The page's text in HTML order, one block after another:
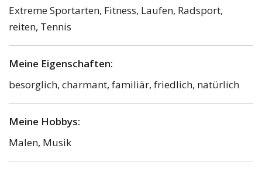
Extreme Sportarten, Fitness, Laufen, Radsport,
reiten, Tennis
Meine Eigenschaften:
besorglich, charmant, familiär, friedlich, natürlich
Meine Hobbys:
Malen, Musik